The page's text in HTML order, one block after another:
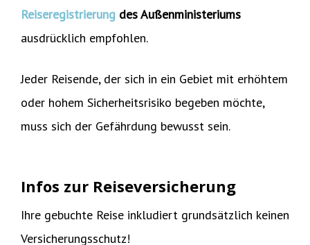
Reiseregistrierung des Außenministeriums
ausdrücklich empfohlen.
Jeder Reisende, der sich in ein Gebiet mit erhöhtem
oder hohem Sicherheitsrisiko begeben möchte,
muss sich der Gefährdung bewusst sein.
Infos zur Reiseversicherung
Ihre gebuchte Reise inkludiert grundsätzlich keinen
Versicherungsschutz!